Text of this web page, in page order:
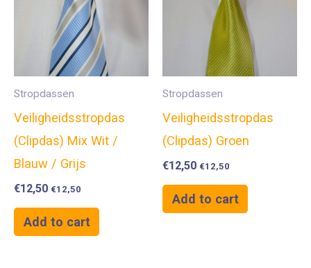
Stropdassen
Veiligheidsstropdas
(Clipdas) Mix Wit /
Blauw / Grijs
€12,50 €12,50
Add to cart
Stropdassen
Veiligheidsstropdas
(Clipdas) Groen
€12,50 €12,50
Add to cart